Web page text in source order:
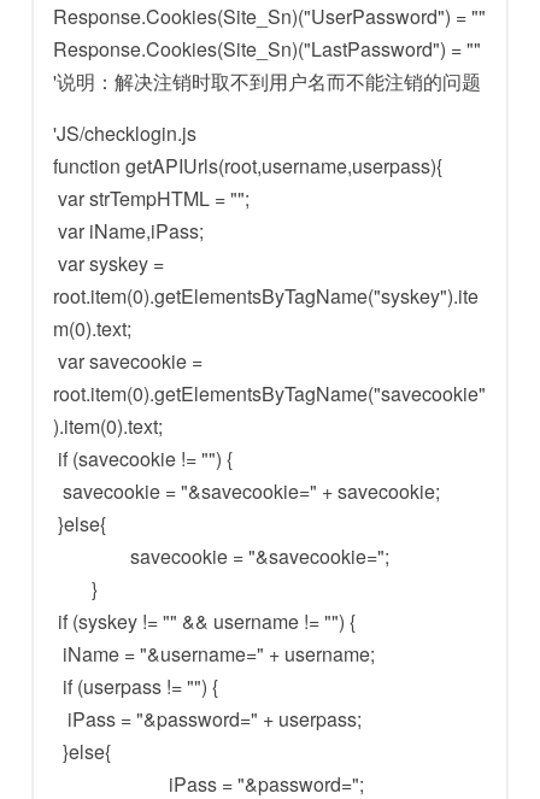
Response.Cookies(Site_Sn)("UserPassword") = ""
Response.Cookies(Site_Sn)("LastPassword") = ""
'说明：解决注销时取不到用户名而不能注销的问题
'JS/checklogin.js
function getAPIUrls(root,username,userpass){
var strTempHTML = "";
var iName,iPass;
var syskey =
root.item(0).getElementsByTagName("syskey").ite
m(0).text;
var savecookie =
root.item(0).getElementsByTagName("savecookie"
).item(0).text;
if (savecookie != "") {
savecookie = "&savecookie=" + savecookie;
}else{
savecookie = "&savecookie=";
}
if (syskey != "" && username != "") {
iName = "&username=" + username;
if (userpass != "") {
iPass = "&password=" + userpass;
}else{
iPass = "&password=";